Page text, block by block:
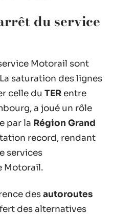
du service
Motorail sont
saturation des lignes
celle du TER entre
a joué un rôle
par la Région Grand
record, rendant
services
Motorail.
desautoroutes
des alternatives